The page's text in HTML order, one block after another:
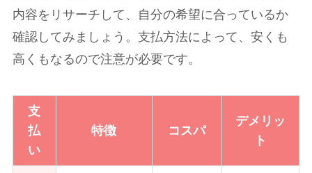
内容をリサーチして、自分の希望に合っているか
確認してみましょう。支払方法によって、安くも
高くもなるので注意が必要です。
支
払
い
特徴 コスパ
デメリッ
ト